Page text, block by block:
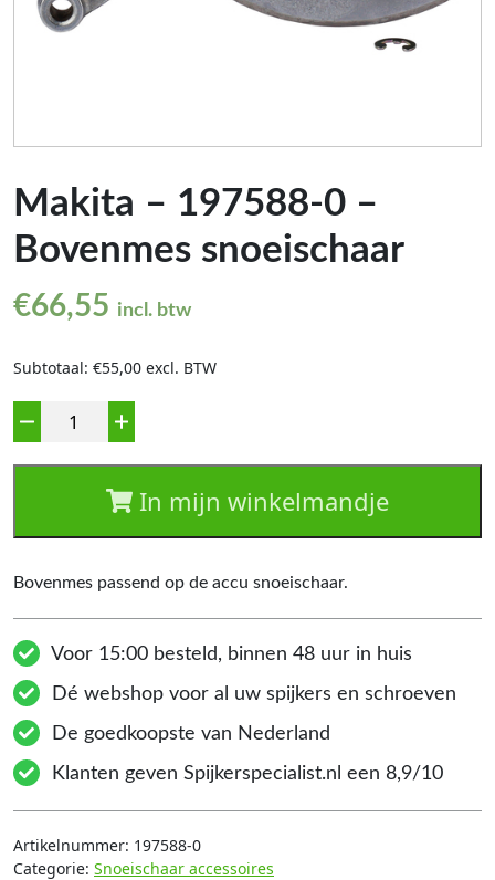
Makita – 197588-0 –
Bovenmes snoeischaar
€66,55 incl. btw
Subtotaal: €55,00 excl. BTW
In mijn winkelmandje
Bovenmes passend op de accu snoeischaar.
Voor 15:00 besteld, binnen 48 uur in huis
Dé webshop voor al uw spijkers en schroeven
De goedkoopste van Nederland
Klanten geven Spijkerspecialist.nl een 8,9/10
Artikelnummer: 197588-0
Categorie: Snoeischaar accessoires